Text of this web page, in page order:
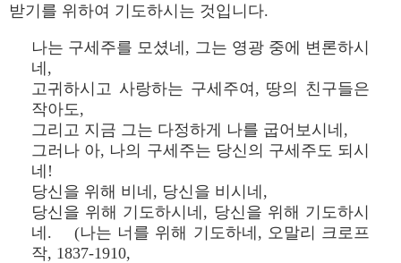
받기를 위하여 기도하시는 것입니다.
나는 구세주를 모셨네, 그는 영광 중에 변론하시
네,
고귀하시고 사랑하는 구세주여, 땅의 친구들은
작아도,
그리고 지금 그는 다정하게 나를 굽어보시네,
그러나 아, 나의 구세주는 당신의 구세주도 되시
네!
당신을 위해 비네, 당신을 비시네,
당신을 위해 기도하시네, 당신을 위해 기도하시
네. (나는 너를 위해 기도하네, 오말리 크로프
작, 1837-1910,